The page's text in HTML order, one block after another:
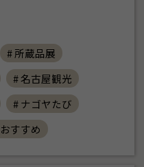
# 所蔵品展
# 名古屋観光
# ナゴヤたび
すすめ